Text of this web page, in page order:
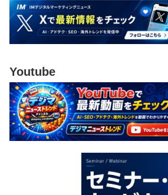
Youtube